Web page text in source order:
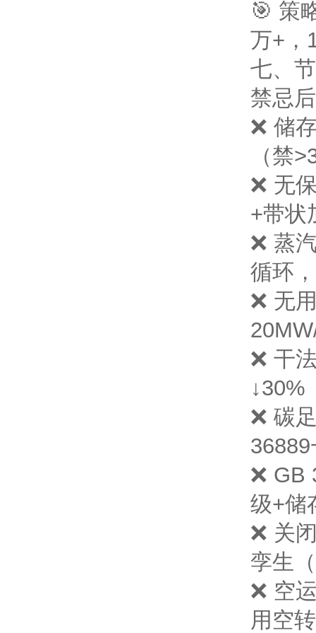
🎯 策
万+，
七、
禁忌
❌ 储
（禁
❌ 无
+带状
❌ 蒸
循环
❌ 无
❌ 干
↓30%
❌ 碳
❌ GB
级+储
❌ 关
孪生
❌ 空
用空